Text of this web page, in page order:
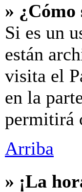
»
Si es un
están
visita el
en la
permitirá
Arriba
» ¡La